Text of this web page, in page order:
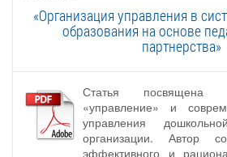
«Организация управления в
образования на основе
партнерства»
Статья посвящена
«управление» и
управления
организации. Автор
эффективного и